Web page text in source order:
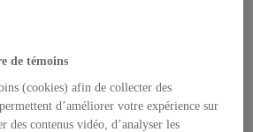
de témoins
(cookies) afin de collecter des
d’améliorer votre expérience sur
des contenus vidéo, d’analyser les